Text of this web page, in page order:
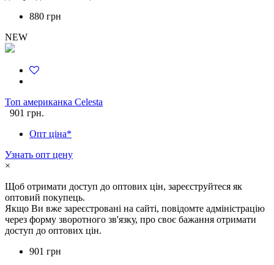
880 грн
NEW
Топ американка Celesta
901 грн.
Опт ціна*
Узнать опт цену
×
Щоб отримати доступ до оптових цін, зареєструйтеся як
оптовий покупець.
Якщо Ви вже зареєстровані на сайті, повідомте адміністрацію
через форму зворотного зв'язку, про своє бажання отримати
доступ до оптових цін.
901 грн